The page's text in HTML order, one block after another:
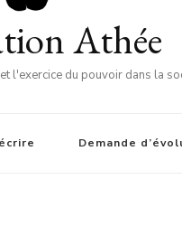
Athée
l'exercice du pouvoir dans la
Demande